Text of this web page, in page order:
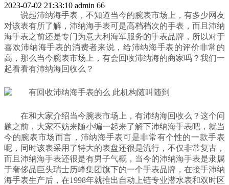
2023-07-02 21:33:10 admin 66
说起沛纳海手表，不知道当今的腕表市场上，有多少网友
对该表有所了解，沛纳海手表可是高档档次的手表，而且沛纳
海手表之前还是专门为意大利海军服务的手表品牌，所以对于
喜欢沛纳海手表的消费者来说，给沛纳海手表的评价非常的
高，那么当今腕表市场上，有会回收沛纳海的商家吗？我们一
起看看有沛纳海回收么？
在和大家介绍当今腕表市场上，有沛纳海回收么？这个问
题之前，大家不妨来随小编一起来了解下沛纳海手表吧，就当
今的腕表市场而言，沛纳海手表可是非常有个性的一款手表
呢，同时该表采用了特大的表盘还很是流行，不仅非常复古，
而且沛纳海手表还很是有男子气概，当今的沛纳海手表是隶属
于奢侈品巨头瑞士历峰集团旗下的一个手表品牌，在接手沛纳
海手表生产后，在1998年就推出自动上链专业潜水表和双时区